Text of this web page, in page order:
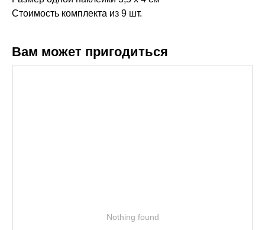
Стоимость комплекта из 9 шт.
Вам может пригодиться
Nothing found